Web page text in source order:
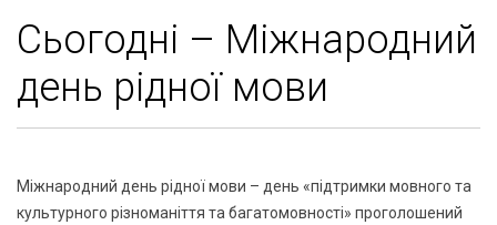
Сьогодні – Міжнародний
день рідної мови
Міжнародний день рідної мови – день «підтримки мовного та
культурного різноманіття та багатомовності» проголошений